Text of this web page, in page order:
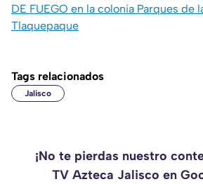
DE FUEGO en la colonia Parques de
Tlaquepaque
Tags relacionados
Jalisco
¡No te pierdas nuestro
TV Azteca Jalisco en